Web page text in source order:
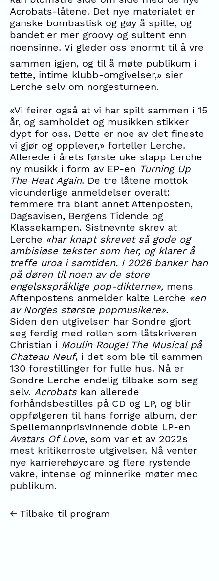
Acrobats-låtene. Det nye materialet er
ganske bombastisk og gøy å spille, og
bandet er mer groovy og sultent enn
noensinne. Vi gleder oss enormt til å vre
sammen igjen, og til å møte publikum i
tette, intime klubb-omgivelser,» sier
Lerche selv om norgesturneen.
«Vi feirer også at vi har spilt sammen i 15
år, og samholdet og musikken stikker
dypt for oss. Dette er noe av det fineste
vi gjør og opplever,» forteller Lerche.
Allerede i årets første uke slapp Lerche
ny musikk i form av EP-en Turning Up
The Heat Again. De tre låtene mottok
vidunderlige anmeldelser overalt:
femmere fra blant annet Aftenposten,
Dagsavisen, Bergens Tidende og
Klassekampen. Sistnevnte skrev at
Lerche «har knapt skrevet så gode og
ambisiøse tekster som her, og klarer å
treffe uroa i samtiden. I 2026 banker han
på døren til noen av de store
engelskspråklige pop-dikterne», mens
Aftenpostens anmelder kalte Lerche «en
av Norges største popmusikere».
Siden den utgivelsen har Sondre gjort
seg ferdig med rollen som låtskriveren
Christian i Moulin Rouge! The Musical på
Chateau Neuf, i det som ble til sammen
130 forestillinger for fulle hus. Nå er
Sondre Lerche endelig tilbake som seg
selv. Acrobatskan allerede
forhåndsbestilles på CD og LP, og blir
oppfølgeren til hans forrige album, den
Spellemannprisvinnende doble LP-en
Avatars Of Love, som var et av 2022s
mest kritikerroste utgivelser. Nå venter
nye karrierehøydare og flere rystende
vakre, intense og minnerike møter med
publikum.
← Tilbake til program